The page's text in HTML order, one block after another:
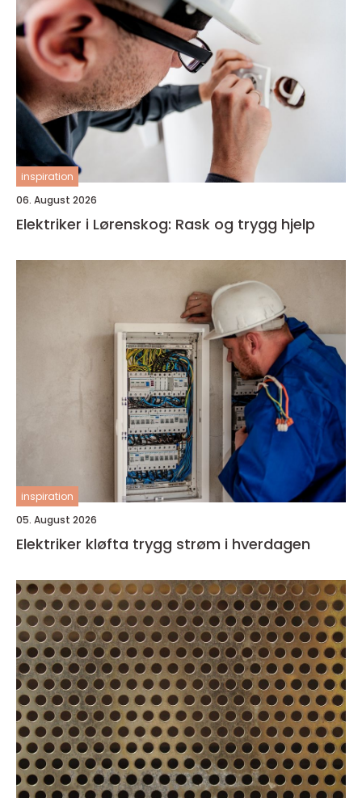
inspiration
06. August 2026
Elektriker i Lørenskog: Rask og trygg hjelp
inspiration
05. August 2026
Elektriker kløfta trygg strøm i hverdagen